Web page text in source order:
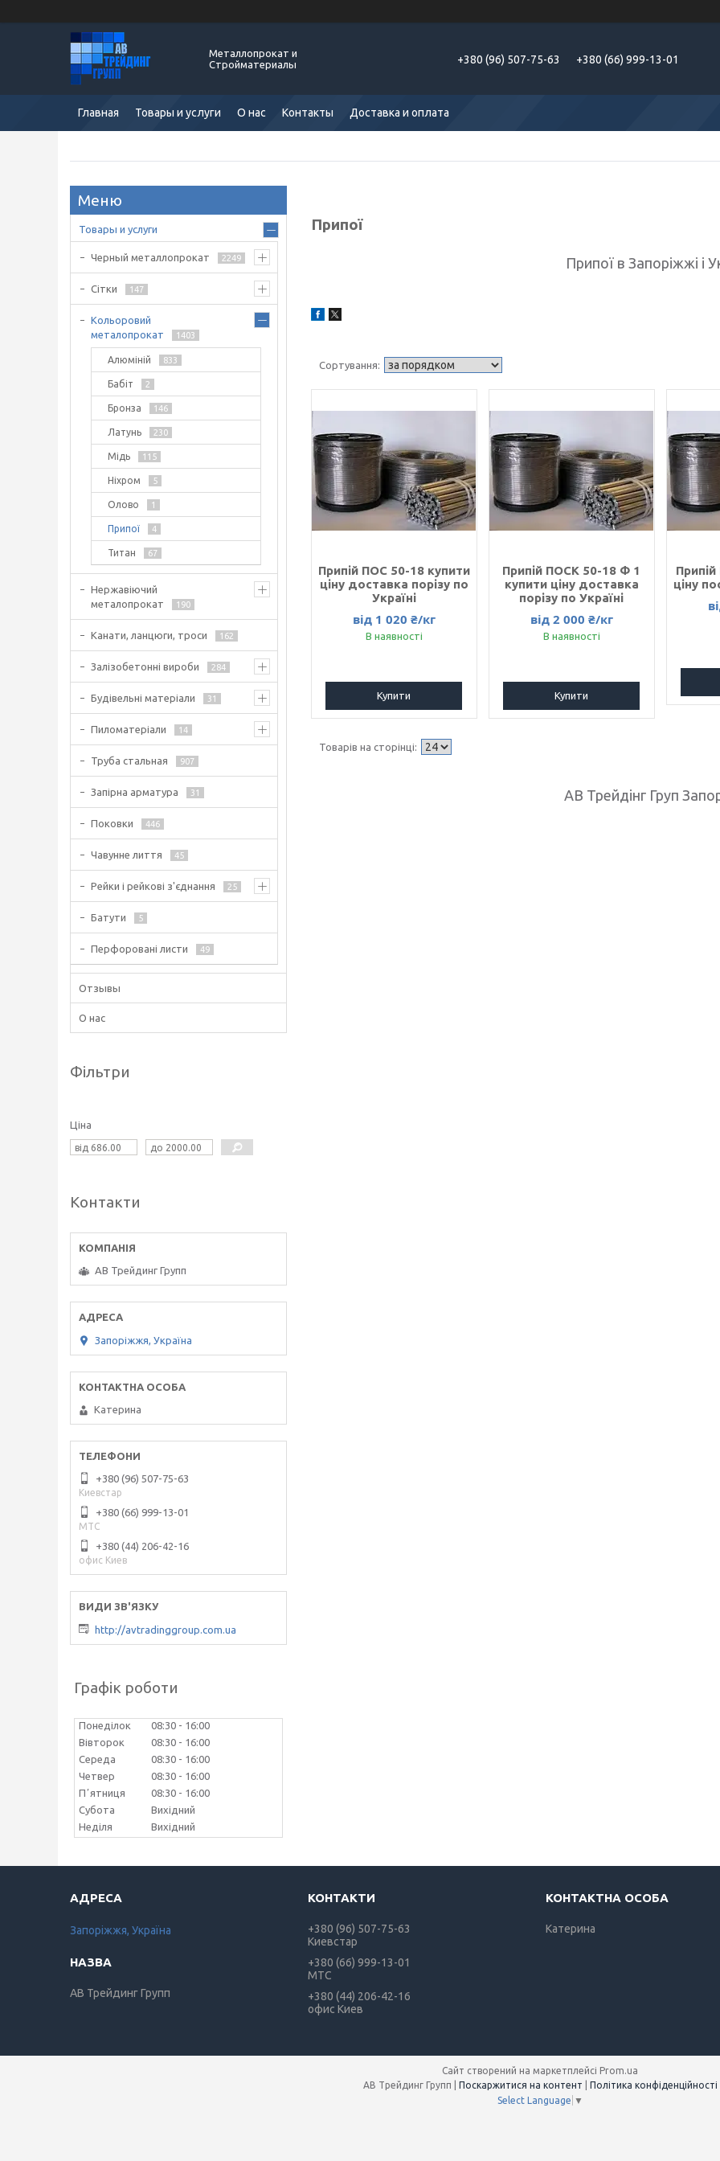
Металлопрокат и
Стройматериалы
+380 (96) 507-75-63 +380 (66) 999-13-01
Главная Товары и услуги О нас Контакты Доставка и оплата
Припої
Припої в Запоріжжі і
Припій ПОС 50-18 купити
ціну доставка порізу по
Україні
від 1 020 ₴/кг
В наявності
Купити
Припій ПОСК 50-18 Ф 1
купити ціну доставка
порізу по Україні
від 2 000 ₴/кг
В наявності
Купити
ціну
АВ Трейдінг Груп
Товары и услуги
Черный металлопрокат 2249
Сітки 147
Кольоровий
металопрокат
1403
Алюміній 833
Бабіт 2
Бронза 146
Латунь 230
Мідь 115
Ніхром 5
Олово 1
Припої 4
Титан 67
Нержавіючий
металопрокат
190
Канати, ланцюги, троси 162
Залізобетонні вироби 284
Будівельні матеріали 31
Пиломатеріали 14
Труба стальная 907
Запірна арматура 31
Поковки 446
Чавунне лиття 45
Рейки і рейкові з'єднання 25
Батути 5
Перфоровані листи 49
Отзывы
О нас
Фільтри
Ціна
Контакти
АВ Трейдинг Групп
Запоріжжя, Україна
Катерина
+380 (96) 507-75-63
Киевстар
+380 (66) 999-13-01
МТС
+380 (44) 206-42-16
офис Киев
http://avtradinggroup.com.ua
Графік роботи
Понеділок 08:30
16:00
Вівторок
08:30
16:00
Середа
08:30
16:00
Четвер
08:30
16:00
Пʼятниця
08:30
16:00
Субота
Вихідний
Неділя
Вихідний
Запоріжжя, Україна
АВ Трейдинг Групп
+380 (96) 507-75-63
Киевстар
+380 (66) 999-13-01
МТС
+380 (44) 206-42-16
офис Киев
Катерина
Сайт створений на маркетплейсі Prom.ua
Поскаржитися на контент
Політика конфіденційності
Select Language ▼